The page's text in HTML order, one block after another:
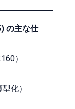
の主な仕
）
化）